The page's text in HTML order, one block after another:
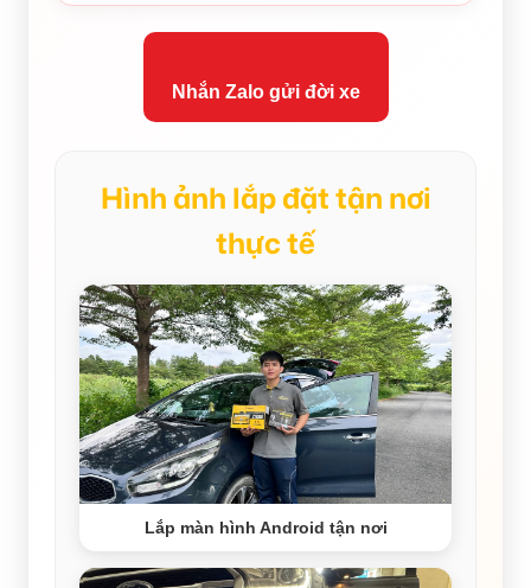
Nhắn Zalo gửi đời xe
Hình ảnh lắp đặt tận nơi
thực tế
Lắp màn hình Android tận nơi